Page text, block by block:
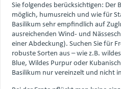
Sie folgendes berücksichtigen: Der
möglich, humusreich und wie für
Basilikum sehr empfindlich auf
ausreichenden Wind- und
einer Abdeckung). Suchen Sie für
robuste Sorten aus – wie z.B.
Blue, Wildes Purpur oder
Basilikum nur vereinzelt und nicht